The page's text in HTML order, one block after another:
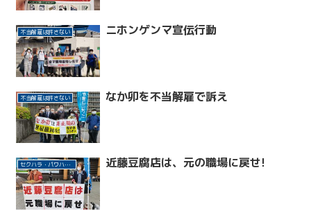
不当解雇は許さない ニホンゲンマ宣伝行動
不当解雇は許さない なか卯を不当解雇で訴え
セクハラ・パワハラ許さない！ 近藤豆腐店は、元の職場に戻せ!